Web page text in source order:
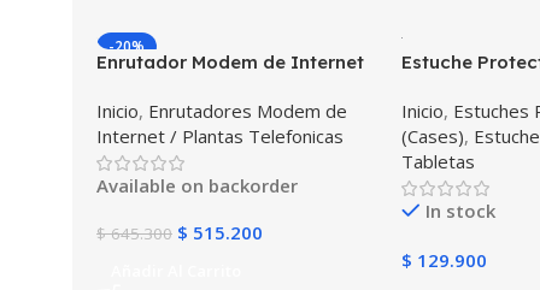
COLOR
Negro ,Azul ,
Azul Oscuro
-20%
Enrutador Modem de Internet
Operador 4G LTE SIMCARD
Inicio, Enrutadores Modem de
Internet / Plantas Telefonicas
Available on backorder
$645.300 $ 515.200
Estuche
Galaxy Tab A8
2022 SM-x200
golpes con
Inicio, Estuches
(Cases),
Tabletas
In stock
$ 129.900